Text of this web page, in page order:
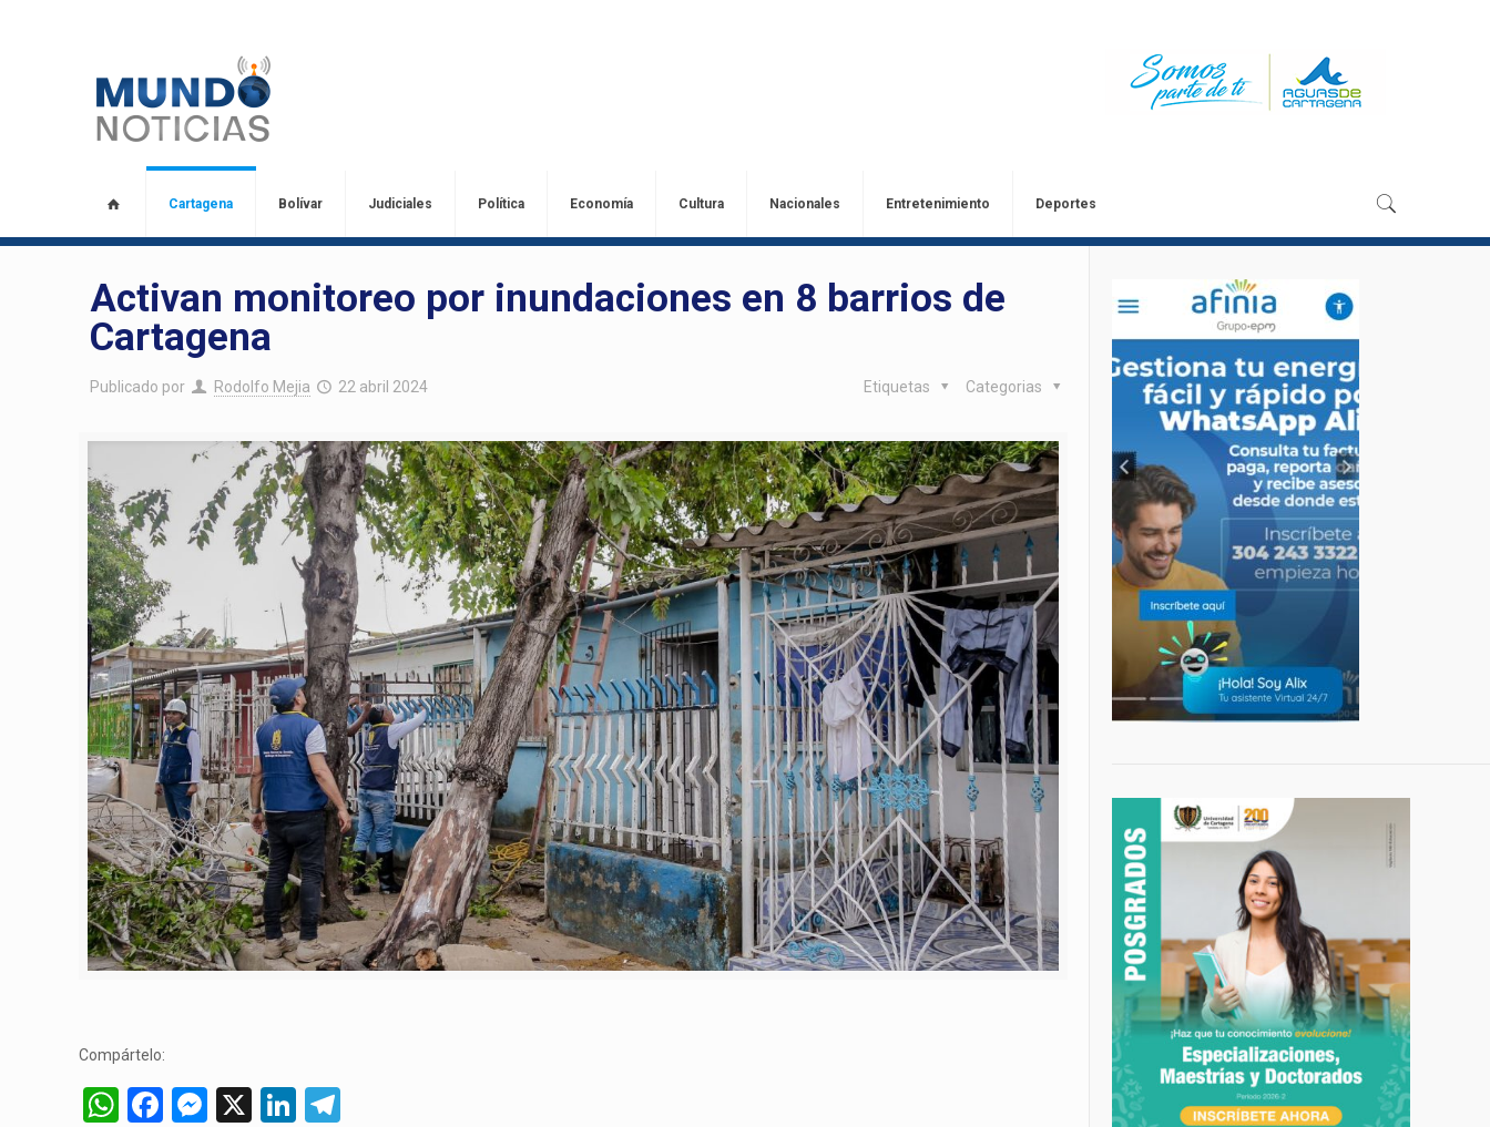
Cartagena Bolívar Judiciales Política Economía Cultura Nacionales Entretenimiento Deportes
Activan monitoreo por inundaciones en 8 barrios de
Cartagena
Publicado por Rodolfo Mejia 22 abril 2024 Categorias
Etiquetas
Compártelo:
WhatsApp
Facebook
Messenger
X LinkedIn